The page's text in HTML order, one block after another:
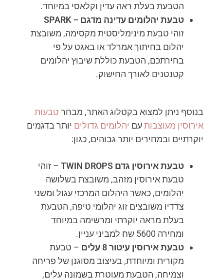
הטבעת בעלת ראה עדין וקלאסי במיוחד.
טבעת יהלומים עדינה מדגם –
SPARK
זוהי טבעת מינימליסטית מקסימה, משובצת
יהלום בחיתוך אמרלד או באגט על פי
בחירתכם, הטבעת כוללת שיבוץ יהלומים
קטנטנים לאורך החישוק.
בנוסף ניתן למצוא בקטלוג האתר, מבחר טבעות
אירוסין מעוצבותעם יהלומים גדולים יותר בדגמים
יוקרתיים ובמחירים יותר גבוהים, כגון:
טבעת אירוסין גדם TWIN DROPS – זוהי
טבעת אירוסין מזהב, משובצת בשלושה
יהלומים, כאשר היהלום המרכזי עגול ומשני
צדדיו משובצים זוג יהלומי טיפה, הטבעת
בעלת מראה יוקרתי ומרשימה במיוחד
ומחירה 5600 שח למביני עניין.
טבעת אירוסין עיטור 8 עלים
– טבעת
מקורית ומיוחדת, בעיצוב מסוגנן של פריחה
וצמיחה, הטבעת מעוטרת בשמונה עלים,